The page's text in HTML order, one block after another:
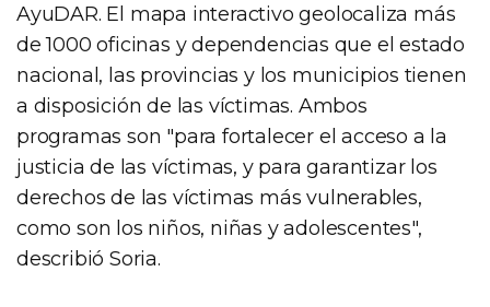
AyuDAR. El mapa interactivo geolocaliza más
de 1000 oficinas y dependencias que el estado
nacional, las provincias y los municipios tienen
a disposición de las víctimas. Ambos
programas son "para fortalecer el acceso a la
justicia de las víctimas, y para garantizar los
derechos de las víctimas más vulnerables,
como son los niños, niñas y adolescentes",
describió Soria.